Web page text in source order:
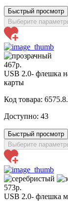
Быстрый просмотр
Выберите
467р.
USB 2.0- флешка
карты
Код товара:
Доступно: 43
Быстрый просмотр
Выберите
573р.
USB 2.0- флешка